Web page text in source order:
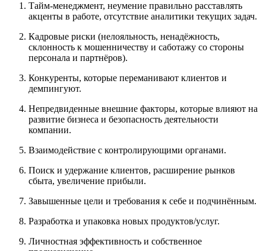
Тайм-менеджмент, неумение правильно расставлять
акценты в работе, отсутствие аналитики текущих задач.
Кадровые риски (нелояльность, ненадёжность,
склонность к мошенничеству и саботажу со стороны
персонала и партнёров).
Конкуренты, которые переманивают клиентов и
демпингуют.
Непредвиденные внешние факторы, которые влияют на
развитие бизнеса и безопасность деятельности
компании.
Взаимодействие с контролирующими органами.
Поиск и удержание клиентов, расширение рынков
сбыта, увеличение прибыли.
Завышенные цели и требования к себе и подчинённым.
Разработка и упаковка новых продуктов/услуг.
Личностная эффективность и собственное